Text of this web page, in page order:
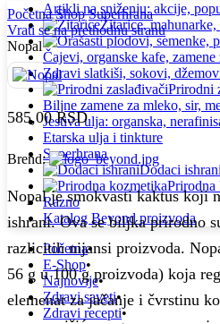
Artikli na sniženju: akcije,
Žitarice,
Čajevi, organske kafe, zamene
Zdravi slatkiši, sokovi,
Prirodni
Biljne zamene za mleko, sir,
Jestiva ulja: organska,
Etarska ulja i tinkture
Superhrana
Dodaci ishrani
Prirodna
Razno
Katalog Beyond proizvoda
Početna
E-Shop
Najnovije
Zdravi saveti
Zdravi recepti
Početna Shop Superhrana
Vrati se na prethodnu stranu
Nopal
585,00RSD
Brend:
Nopal je smokvasti kaktus koji
ishrani. Ova se biljka prirodno
razlicitih nijansi proizvoda.
56 g u 100 g proizvoda) koja
elemenat za jačanje i čvrstinu